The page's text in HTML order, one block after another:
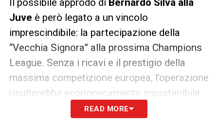
Il possibile approdo di Bernardo Silva alla
Juve è però legato a un vincolo
imprescindibile: la partecipazione della
“Vecchia Signora” alla prossima Champions
League. Senza i ricavi e il prestigio della
massima competizione europea, l’operazione
risulterebbe economicamente insostenibile.
Luciano Spalletti, alla guida del progetto
READ MORE